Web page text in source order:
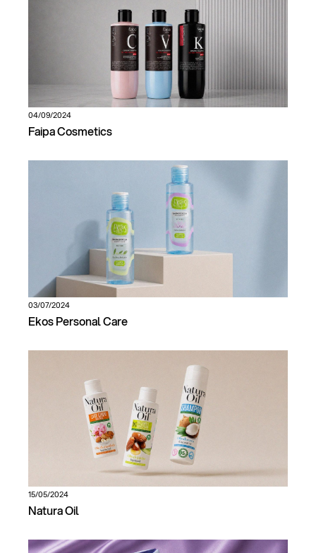
04/09/2024
Faipa Cosmetics
03/07/2024
Ekos Personal Care
15/05/2024
Natura Oil